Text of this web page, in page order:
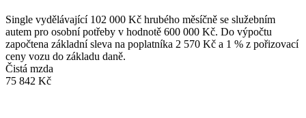
Single vydělávající 102 000 Kč hrubého měsíčně se služebním
autem pro osobní potřeby v hodnotě 600 000 Kč. Do výpočtu
započtena základní sleva na poplatníka 2 570 Kč a 1 % z pořizovací
ceny vozu do základu daně.
Čistá mzda
75 842 Kč